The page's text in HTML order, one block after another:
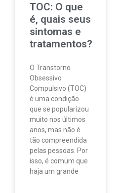
TOC: O que
é, quais seus
sintomas e
tratamentos?
O Transtorno
Obsessivo
Compulsivo (TOC)
é uma condição
que se popularizou
muito nos últimos
anos, mas não é
tão compreendida
pelas pessoas. Por
isso, é comum que
haja um grande